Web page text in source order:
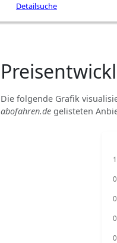
Detailsuche
Die folgende Grafik
abofahren.de gelisteten